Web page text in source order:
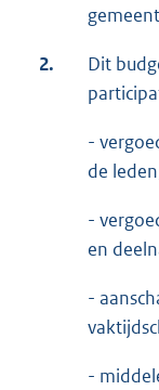
2.
Dit
-
de
-
en
-
-